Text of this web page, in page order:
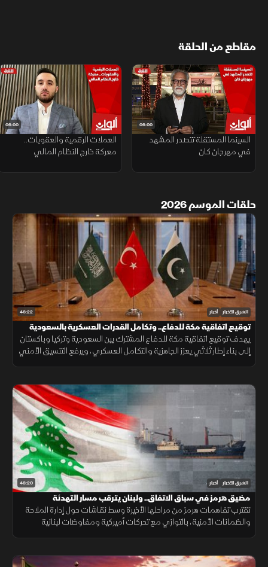
مقاطع من الحلقة
06:00
السينما المستقلة تتصدر المشهد
في مهرجان كان
06:00
العملات الرقمية والعقوبات..
معركة خارج النظام المالي
حلقات الموسم 2026
46:22 الشرق للأخبار أخبار
توقيع اتفاقية مكة للدفاع.. وتكامل القدرات العسكرية بالسعودية
يهدف توقيع اتفاقية مكة للدفاع المشترك بين السعودية وتركيا وباكستان
إلى بناء إطار ثلاثي يعزز الجاهزية والتكامل العسكري، ويرفع التنسيق الأمني
48:20 الشرق للأخبار أخبار
مضيق هرمز في سباق الاتفاق.. ولبنان يترقب مسار التهدئة
تقترب تفاهمات هرمز من مراحلها الأخيرة وسط نقاشات حول إدارة الملاحة
والضمانات الأمنية، بالتوازي مع تحركات أميركية ومفاوضات لبنانية